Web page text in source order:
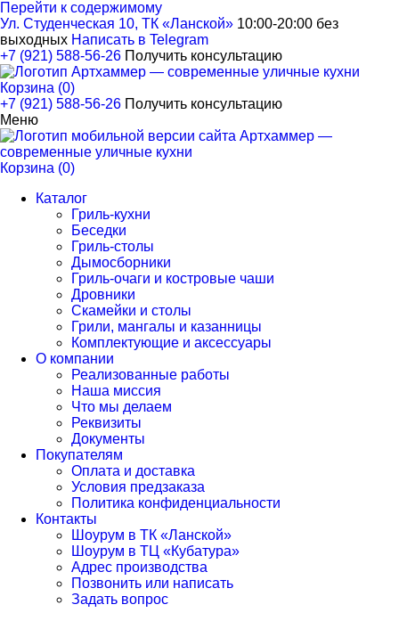
Перейти к содержимому
Ул. Студенческая 10, ТК «Ланской» 10:00-20:00 без
выходных Написать в Telegram
+7 (921) 588-56-26 Получить консультацию
Корзина (0)
+7 (921) 588-56-26 Получить консультацию
Меню
Корзина (0)
Каталог
Гриль-кухни
Беседки
Гриль-столы
Дымосборники
Гриль-очаги и костровые чаши
Дровники
Скамейки и столы
Грили, мангалы и казанницы
Комплектующие и аксессуары
О компании
Реализованные работы
Наша миссия
Что мы делаем
Реквизиты
Документы
Покупателям
Оплата и доставка
Условия предзаказа
Политика конфиденциальности
Контакты
Шоурум в ТК «Ланской»
Шоурум в ТЦ «Кубатура»
Адрес производства
Позвонить или написать
Задать вопрос